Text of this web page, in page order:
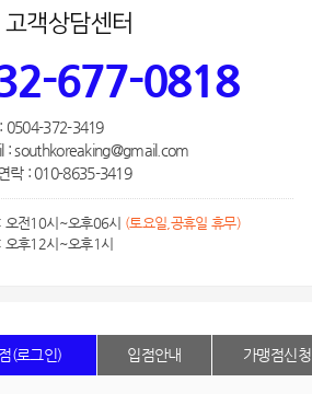
고객상담센터
677-0818
0504-372-3419
: southkoreaking@gmail.com
락 : 010-8635-3419
오전10시~오후06시 (토요일,공휴일 휴무)
오후12시~오후1시
(로그인) 입점안내 가맹점신청